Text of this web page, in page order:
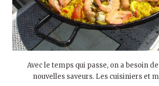
Avec le temps qui passe, on a besoin
nouvelles saveurs. Les cuisiniers et